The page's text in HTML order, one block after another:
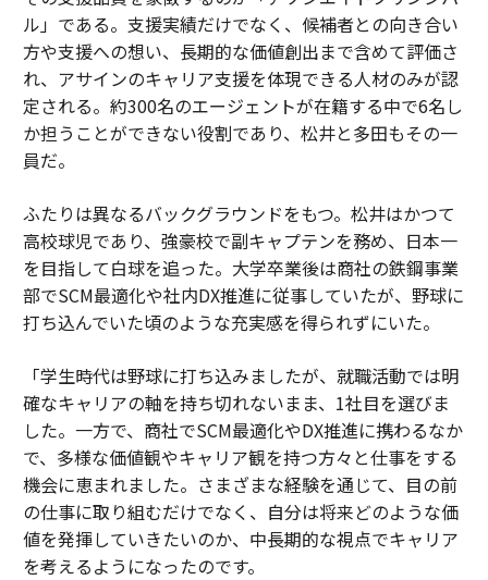
ル」である。支援実績だけでなく、候補者との向き合い
方や支援への想い、長期的な価値創出まで含めて評価さ
れ、アサインのキャリア支援を体現できる人材のみが認
定される。約300名のエージェントが在籍する中で6名し
か担うことができない役割であり、松井と多田もその一
員だ。
ふたりは異なるバックグラウンドをもつ。松井はかつて
高校球児であり、強豪校で副キャプテンを務め、日本一
を目指して白球を追った。大学卒業後は商社の鉄鋼事業
部でSCM最適化や社内DX推進に従事していたが、野球に
打ち込んでいた頃のような充実感を得られずにいた。
「学生時代は野球に打ち込みましたが、就職活動では明
確なキャリアの軸を持ち切れないまま、1社目を選びま
した。一方で、商社でSCM最適化やDX推進に携わるなか
で、多様な価値観やキャリア観を持つ方々と仕事をする
機会に恵まれました。さまざまな経験を通じて、目の前
の仕事に取り組むだけでなく、自分は将来どのような価
値を発揮していきたいのか、中長期的な視点でキャリア
を考えるようになったのです。